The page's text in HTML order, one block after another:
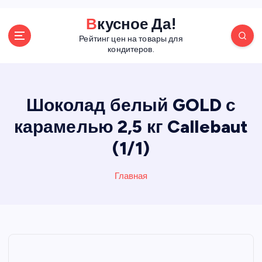
Вкусное Да!
Рейтинг цен на товары для
кондитеров.
Шоколад белый GOLD с
карамелью 2,5 кг Callebaut
(1/1)
Главная